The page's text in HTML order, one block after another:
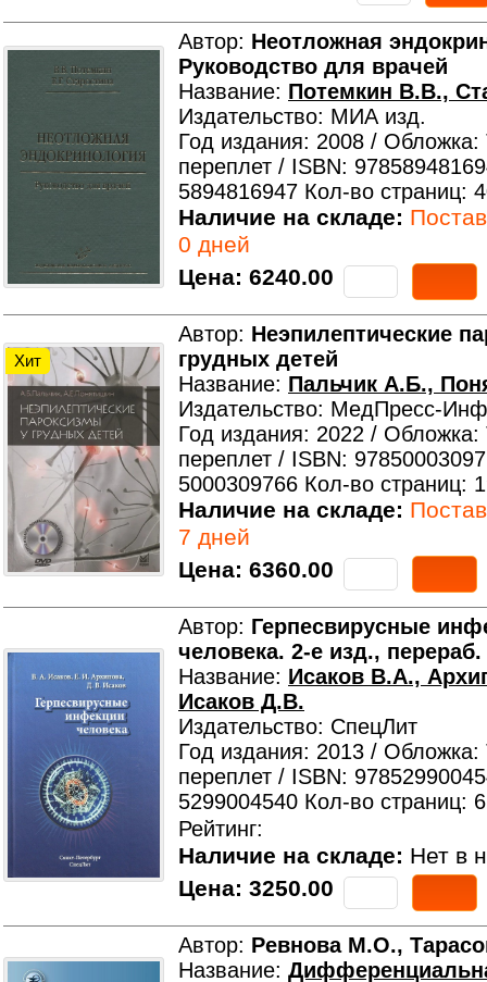
Автор: Неотложная
Руководство для врачей
Название: Потемкин В.В.,
Издательство: МИА изд.
Год издания: 2008 /
переплет / ISBN:
5894816947 Кол-во страниц:
Наличие на складе:
0 дней
Цена: 6240.00
Хит
Автор: Неэпилептические
грудных детей
Название: Пальчик А.Б.,
Издательство: МедПресс-
Год издания: 2022 /
переплет / ISBN:
5000309766 Кол-во страниц:
Наличие на складе:
7 дней
Цена: 6360.00
Автор: Герпесвирусные
человека. 2-е изд.,
Название: Исаков В.А.,
Исаков Д.В.
Издательство: СпецЛит
Год издания: 2013 /
переплет / ISBN:
5299004540 Кол-во страниц:
Рейтинг:
Наличие на складе: Нет в
Цена: 3250.00
Автор: Ревнова М.О.,
Название: